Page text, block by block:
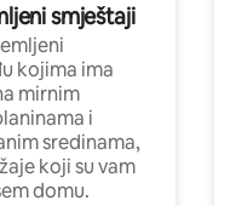
smještaji
kojima ima
mirnim
i
sredinama,
koji su vam
domu.